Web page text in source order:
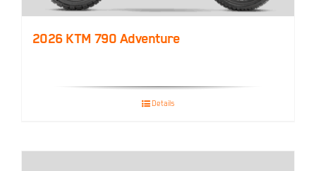
2026 KTM 790 Adventure
Details